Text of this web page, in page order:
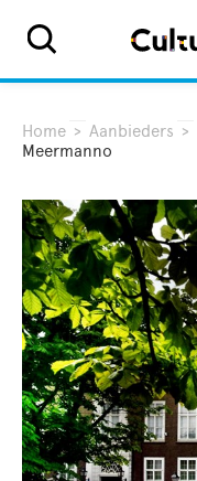
Home > Aanbieders >
Meermanno